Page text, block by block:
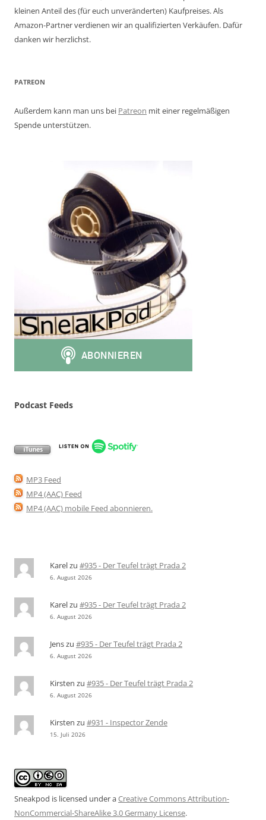
kleinen Anteil des (für euch unveränderten) Kaufpreises. Als
Amazon-Partner verdienen wir an qualifizierten Verkäufen. Dafür
danken wir herzlichst.
PATREON
Außerdem kann man uns bei Patreon mit einer regelmäßigen
Spende unterstützen.
Podcast Feeds
MP3 Feed
MP4 (AAC) Feed
MP4 (AAC) mobile Feed abonnieren.
Karelzu #935 - Der Teufel trägt Prada 2
6. August 2026
Karelzu #935 - Der Teufel trägt Prada 2
6. August 2026
Jenszu #935 - Der Teufel trägt Prada 2
6. August 2026
Kirsten zu #935 - Der Teufel trägt Prada 2
6. August 2026
Kirsten zu #931 - Inspector Zende
15. Juli 2026
Sneakpod is licensed under aCreative Commons Attribution-
NonCommercial-ShareAlike 3.0 Germany License.